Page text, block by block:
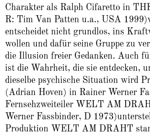
Charakter als Ralph Cifaretto in
R: Tim Van Patten u.a., USA
entscheidet nicht grundlos, ins
wollen und dafür seine Gruppe zu
die Illusion freier Gedanken. Auch
ist die Wahrheit, die sie entdecken,
dieselbe psychische Situation wird
(Adrian Hoven) in Rainer Werner
Fernsehzweiteiler WELT AM
Werner Fassbinder, D
Produktion WELT AM DRAHT